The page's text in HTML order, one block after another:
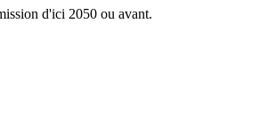
d'ici 2050 ou avant.